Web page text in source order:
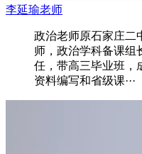
李延瑜老师
政治老师原石家庄二
师，政治学科备课组
任，带高三毕业班，
资料编写和省级课···